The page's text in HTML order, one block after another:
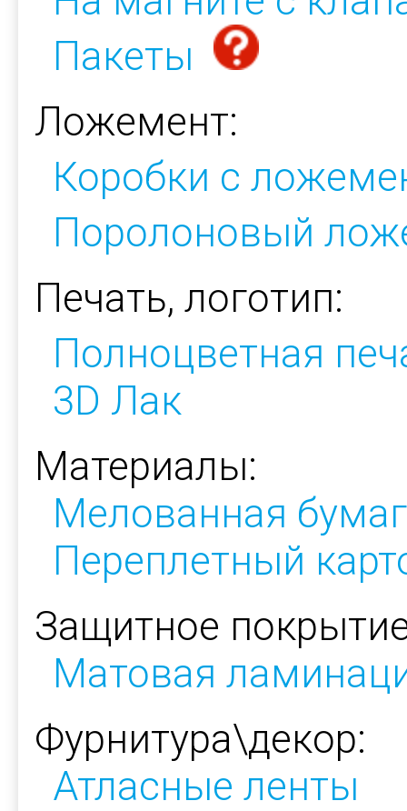
Пакеты
Ложемент:
Коробки с
Поролоновый
Печать, логотип:
Полноцветная
3D Лак
Материалы:
Мелованная
Переплетный
Защитное
Матовая
Фурнитура\декор:
Атласные ленты